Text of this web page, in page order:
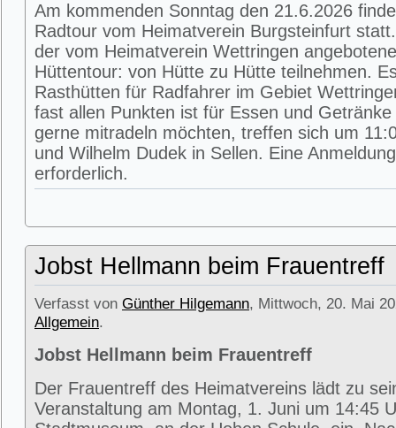
Am kommenden Sonntag den 21.6.2026
Radtour vom Heimatverein Burgsteinfurt
der vom Heimatverein Wettringen
Hüttentour: von Hütte zu Hütte teilnehmen.
Rasthütten für Radfahrer im Gebiet
fast allen Punkten ist für Essen und
gerne mitradeln möchten, treffen sich um
und Wilhelm Dudek in Sellen. Eine
erforderlich.
Jobst Hellmann beim Frauentreff
Verfasst von Günther Hilgemann, Mittwoch, 20. Mai
Allgemein.
Jobst Hellmann beim Frauentreff
Der Frauentreff des Heimatvereins lädt zu
Veranstaltung am Montag, 1. Juni um 14:45